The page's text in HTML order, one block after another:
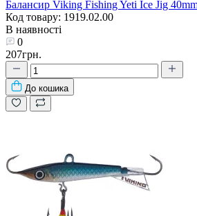
Балансир Viking Fishing Yeti Ice Jig
Код товару: 1919.02.00
В наявності
0
207грн.
До кошика